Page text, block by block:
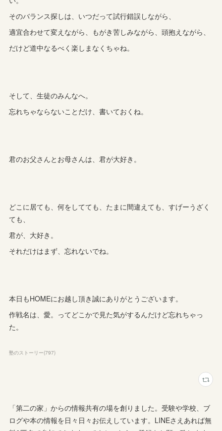
そのバランス探しは、いつだって試行錯誤しながら、
適宜合わせて変えながら、もがき苦しみながら、頭抱えながら、
だけど道中なるべく楽しまなくちゃね。
そして、生徒のみんなへ。
忘れちゃならないことだけ、書いておくね。
君のお父さんとお母さんは、君が大好き。
どこに居ても、何をしてても、たまに間違えても、すげーうざく
ても、
君が、大好き。
それだけはまず、忘れないでね。
本日もHOMEにお越し頂き誠にありがとうございます。
作戦名は、愛。ってどこかで見た気がするんだけど忘れちゃっ
た。
塾のストーリー(797)
「第二の家」からの情報共有の場を創りました。受験や学校、ブ
ログや本の情報を日々日々お伝えしています。LINEさえあれば無